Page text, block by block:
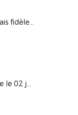
Portrait : Pascale Livenais fidèle à l'arbitrage et à son club depuis 26 saisons !
Les Bleus à la Beaujoire le 02 juin !